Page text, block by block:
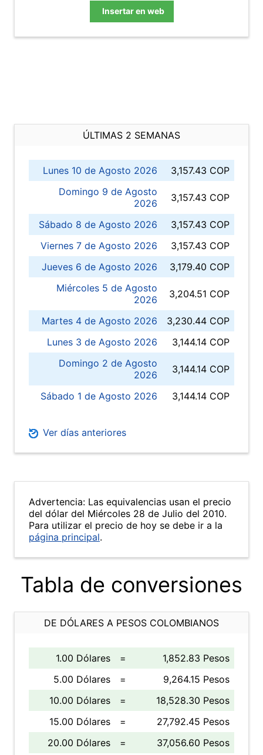
Insertar en web
ÚLTIMAS 2 SEMANAS
Lunes 10 de Agosto 2026
3,157.43 COP
Domingo 9 de Agosto
2026
3,157.43 COP
Sábado 8 de Agosto 2026
3,157.43 COP
Viernes 7 de Agosto 2026
3,157.43 COP
Jueves 6 de Agosto 2026
3,179.40 COP
Miércoles 5 de Agosto
2026
3,204.51 COP
Martes 4 de Agosto 2026
3,230.44 COP
Lunes 3 de Agosto 2026
3,144.14 COP
Domingo 2 de Agosto
2026
3,144.14 COP
Sábado 1 de Agosto 2026 3,144.14 COP
Ver días anteriores
Advertencia: Las equivalencias usan el precio
del dólar del Miércoles 28 de Julio del 2010.
Para utilizar el precio de hoy se debe ir a la
página principal.
Tabla de conversiones
DE DÓLARES A PESOS COLOMBIANOS
1.00 Dólares =
1,852.83 Pesos
5.00 Dólares
=
9,264.15 Pesos
10.00 Dólares
=
18,528.30 Pesos
15.00 Dólares
=
27,792.45 Pesos
20.00 Dólares
=
37,056.60 Pesos